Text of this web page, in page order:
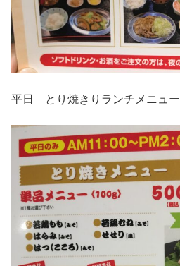
平日 とり焼きりランチメニュー